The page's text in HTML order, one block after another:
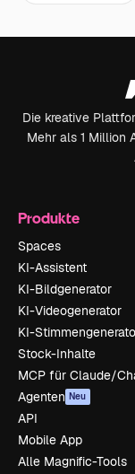
Die kreative
Mehr als 1 Million
Produkte
Spaces
KI-Assistent
KI-Bildgenerator
KI-Videogenerator
KI-
Stock-Inhalte
MCP für Claude/
Agenten Neu
API
Mobile App
Alle Magnific-Tools